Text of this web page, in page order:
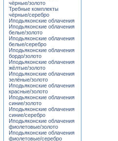
чёрные/золото
Требные комплекты
чёрные/серебро
Иподьяконские облачения
Иподьяконские облачения
белые/золото
Иподьяконские облачения
белые/серебро
Иподьяконские облачения
бордо/золото
Иподьяконские облачения
жёлтые/золото
Иподьяконские облачения
зелёные/золото
Иподьяконские облачения
красные/золото
Иподьяконские облачения
синие/золото
Иподьяконские облачения
синие/серебро
Иподьяконские облачения
фиолетовые/золото
Иподьяконские облачения
фиолетовые/серебро